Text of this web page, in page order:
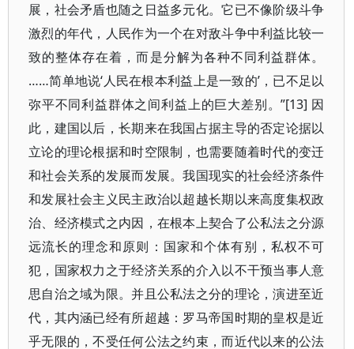
展，社会矛盾也随之日益多元化。它已不像阶级斗争
激烈的年代，人民作为一个在对敌斗争中利益比较一
致的整体存在着，而是分解为各种不同利益群体。
……简单地说‘人民在根本利益上是一致的’，已不足以
弥平不同利益群体之间利益上的巨大差别。”[13] 因
此，建国以后，长期来在我国占据主导的否定论据以
立论的理论根据和时空限制，也需要随着时代的变迁
和社会关系的发展而发展。我国现实的社会经济条件
和发展社会主义民主政治以超越长期以来高度集权政
治、经济模式之内因，在根本上契合了公私法之分源
远流长的理念和原则：国家和个体有别，私权不可
犯，国家权力之于经济关系的介入以不干预当事人意
思自治之域为限。并且公私法之分的理论，演进至近
代，其内涵已经有所超越：罗马帝国时期的皇权是近
乎无限的，不受任何公法之约束，而近代以来的公法